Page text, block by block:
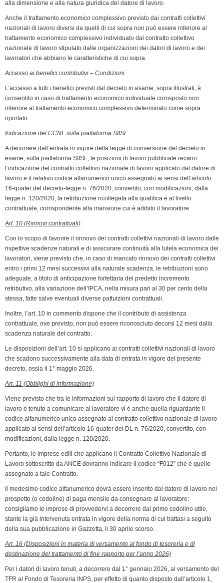
alla dimensione e alla natura giuridica del datore di lavoro.
Anche il trattamento economico complessivo previsto dai contratti collettivi
nazionali di lavoro diversi da quelli di cui sopra non può essere inferiore al
trattamento economico complessivo individuato dal contratto collettivo
nazionale di lavoro stipulato dalle organizzazioni dei datori di lavoro e dei
lavoratori che abbiano le caratteristiche di cui sopra.
Accesso ai benefici contributivi – Condizioni
L’accesso a tutti i benefici previsti dal decreto in esame, sopra illustrati, è
consentito in caso di trattamento economico individuale corrisposto non
inferiore al trattamento economico complessivo determinato come sopra
riportato.
Indicazione del CCNL sulla piattaforma SIISL
A decorrere dall’entrata in vigore della legge di conversione del decreto in
esame, sulla piattaforma SIISL, le posizioni di lavoro pubblicate recano
l’indicazione del contratto collettivo nazionale di lavoro applicato dal datore di
lavoro e il relativo codice alfanumerico unico assegnato ai sensi dell’articolo
16-quater del decreto-legge n. 76/2020, convertito, con modificazioni, dalla
legge n. 120/2020, la retribuzione ricollegata alla qualifica e al livello
contrattuale, corrispondente alla mansione cui è adibito il lavoratore.
Art. 10 (Rinnovi contrattuali)
Con lo scopo di favorire il rinnovo dei contratti collettivi nazionali di lavoro dalle
rispettive scadenze naturali e di assicurare continuità alla tutela economica dei
lavoratori, viene previsto che, in caso di mancato rinnovo dei contratti collettivi
entro i primi 12 mesi successivi alla naturale scadenza, le retribuzioni sono
adeguate, a titolo di anticipazione forfettaria del predetto incremento
retributivo, alla variazione dell’IPCA, nella misura pari al 30 per cento della
stessa, fatte salve eventuali diverse pattuizioni contrattuali.
Inoltre, l’art. 10 in commento dispone che il contributo di assistenza
contrattuale, ove previsto, non può essere riconosciuto decorsi 12 mesi dalla
scadenza naturale del contratto.
Le disposizioni dell’art. 10 si applicano ai contratti collettivi nazionali di lavoro
che scadono successivamente alla data di entrata in vigore del presente
decreto, ossia il 1° maggio 2026.
Art. 11 (Obblighi di informazione)
Viene previsto che tra le informazioni sul rapporto di lavoro che il datore di
lavoro è tenuto a comunicare al lavoratore vi è anche quella riguardante il
codice alfanumerico unico assegnato al contratto collettivo nazionale di lavoro
applicato ai sensi dell’articolo 16-quater del DL n. 76/2020, convertito, con
modificazioni, dalla legge n. 120/2020.
Pertanto, le imprese edili che applicano il Contratto Collettivo Nazionale di
Lavoro sottoscritto da ANCE dovranno indicare il codice “F012” che è quello
assegnato a tale Contratto.
Il medesimo codice alfanumerico dovrà essere inserito dal datore di lavoro nel
prospetto (o cedolino) di paga mensile da consegnare al lavoratore:
consigliamo le imprese di provvedervi a decorrere dal primo cedolino utile,
stante la già intervenuta entrata in vigore della norma di cui trattasi a seguito
della sua pubblicazione in Gazzetta, il 30 aprile scorso.
Art. 16 (Disposizioni in materia di versamento al fondo di tesoreria e di
destinazione del trattamento di fine rapporto per l’anno 2026)
Per i datori di lavoro tenuti, a decorrere dal 1° gennaio 2026, al versamento del
TFR al Fondo di Tesoreria INPS, per effetto di quanto disposto dall’articolo 1,